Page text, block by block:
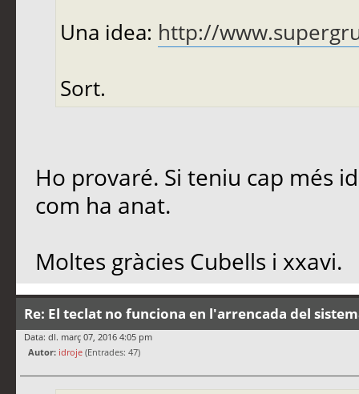
Una idea: http://
Sort.
Ho provaré. Si teniu cap més
com ha anat.
Moltes gràcies Cubells i xxavi.
Re: El teclat no funciona en l'arrencada del
Data: dl. març 07, 2016 4:05 pm
Autor: idroje (Entrades: 47)